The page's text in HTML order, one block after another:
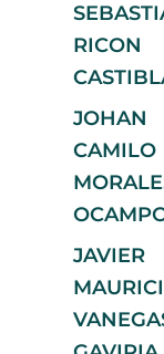
RICON
JOHAN
CAMILO
JAVIER